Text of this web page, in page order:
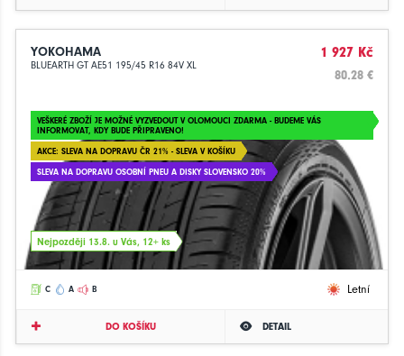
YOKOHAMA
BLUEARTH GT AE51 195/45 R16 84V XL
1 927 Kč
80.28 €
VEŠKERÉ ZBOŽÍ JE MOŽNÉ VYZVEDOUT V OLOMOUCI ZDARMA - BUDEME VÁS
INFORMOVAT, KDY BUDE PŘIPRAVENO!
AKCE: SLEVA NA DOPRAVU ČR 21% - SLEVA V KOŠÍKU
SLEVA NA DOPRAVU OSOBNÍ PNEU A DISKY SLOVENSKO 20%
Nejpozději 13.8. u Vás, 12+ ks
C A B Letní
DO KOŠÍKU DETAIL